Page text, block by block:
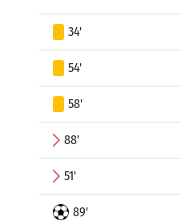
34'
54'
58'
88'
51'
89'